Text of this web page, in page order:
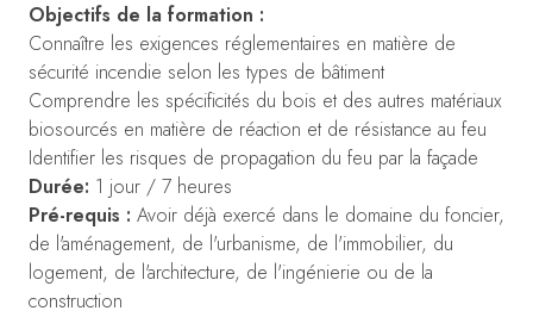
Objectifs de la formation :
Connaître les exigences réglementaires en matière de
sécurité incendie selon les types de bâtiment
Comprendre les spécificités du bois et des autres matériaux
biosourcés en matière de réaction et de résistance au feu
Identifier les risques de propagation du feu par la façade
Durée: 1 jour / 7 heures
Pré-requis : Avoir déjà exercé dans le domaine du foncier,
de l'aménagement, de l'urbanisme, de l'immobilier, du
logement, de l'architecture, de l'ingénierie ou de la
construction